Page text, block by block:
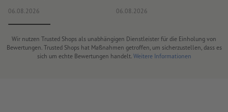
06.08.2026 06.08.2026
Wir nutzen Trusted Shops als unabhängigen Dienstleister für die Einholung von
Bewertungen. Trusted Shops hat Maßnahmen getroffen, um sicherzustellen, dass es
sich um echte Bewertungen handelt. Weitere Informationen